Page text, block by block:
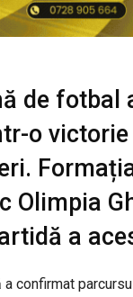
de fotbal
o
Olimpia
a
confirmat